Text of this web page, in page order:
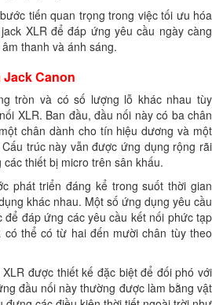
tiến quan trọng trong việc tối ưu hóa
XLR để đáp ứng yêu cầu ngày càng
thanh và ánh sáng.
Canon
tròn và có số lượng lỗ khác nhau tùy
XLR. Ban đầu, đầu nối này có ba chân
chân dành cho tín hiệu dương và một
trúc này vẫn được ứng dụng rộng rãi
thiết bị micro trên sân khấu.
phát triển đáng kể trong suốt thời gian
khác nhau. Một số ứng dụng yêu cầu
để đáp ứng các yêu cầu kết nối phức tạp
có thể có từ hai đến mười chân tùy theo
được thiết kế đặc biệt để đối phó với
đầu nối này thường được làm bằng vật